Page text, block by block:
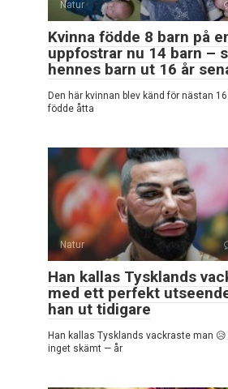
Natur
Kvinna födde 8 barn på
uppfostrar nu 14 barn –
hennes barn ut 16 år
Den här kvinnan blev känd för nästan
födde åtta
Natur
Han kallas Tysklands
med ett perfekt
han ut tidigare
Han kallas Tysklands vackraste man
inget skämt — år